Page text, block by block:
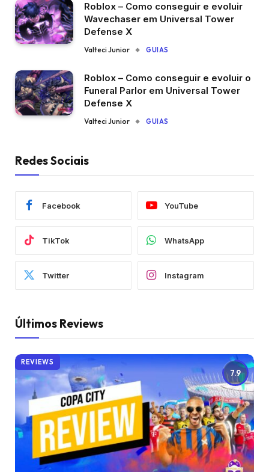
Roblox – Como conseguir e evoluir
Wavechaser em Universal Tower
Defense X
Valteci Junior GUIAS
Roblox – Como conseguir e evoluir o
Funeral Parlor em Universal Tower
Defense X
Valteci Junior GUIAS
Redes Sociais
Facebook YouTube
TikTok WhatsApp
Twitter Instagram
Últimos Reviews
7.9
REVIEWS